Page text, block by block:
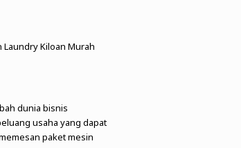
Laundry Kiloan Murah
dunia bisnis
usaha yang dapat
paket mesin